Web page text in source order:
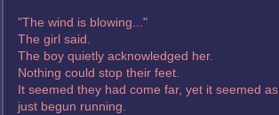
"The wind is blowing..."
The girl said.
The boy quietly acknowledged her.
Nothing could stop their feet.
It seemed they had come far, yet it seemed
just begun running.